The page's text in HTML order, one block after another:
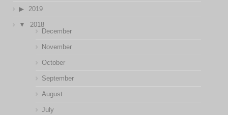
2019
2018
December
November
October
September
August
July